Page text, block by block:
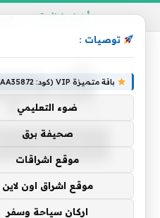
أخبار شائعة
توصيات :
باقة متميزة VIP (كود: AA35872):
ضوء التعليمي
صحيفة برق
موقع اشراقات
موقع اشراق اون لاين
اركان سياحة وسفر